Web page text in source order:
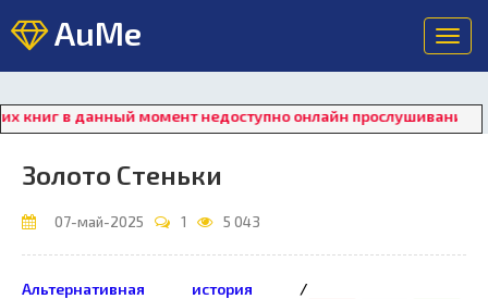
AuMe
в данный момент недоступно онлайн прослушивание. Для
Золото Стеньки
07-май-2025 1 5 043
Альтернативная история /